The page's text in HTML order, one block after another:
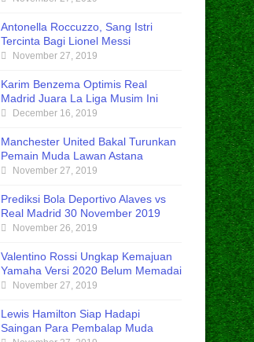
Antonella Roccuzzo, Sang Istri
Tercinta Bagi Lionel Messi
November 27, 2019
Karim Benzema Optimis Real
Madrid Juara La Liga Musim Ini
December 16, 2019
Manchester United Bakal Turunkan
Pemain Muda Lawan Astana
November 27, 2019
Prediksi Bola Deportivo Alaves vs
Real Madrid 30 November 2019
November 26, 2019
Valentino Rossi Ungkap Kemajuan
Yamaha Versi 2020 Belum Memadai
November 27, 2019
Lewis Hamilton Siap Hadapi
Saingan Para Pembalap Muda